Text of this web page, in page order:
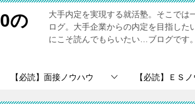
の
大手内定を実現する就活塾。そこでは
ログ。大手企業からの内定を目指し
にこそ読んでもらいたい…ブログです。
【必読】面接ノウハウ 【必読】ＥＳ